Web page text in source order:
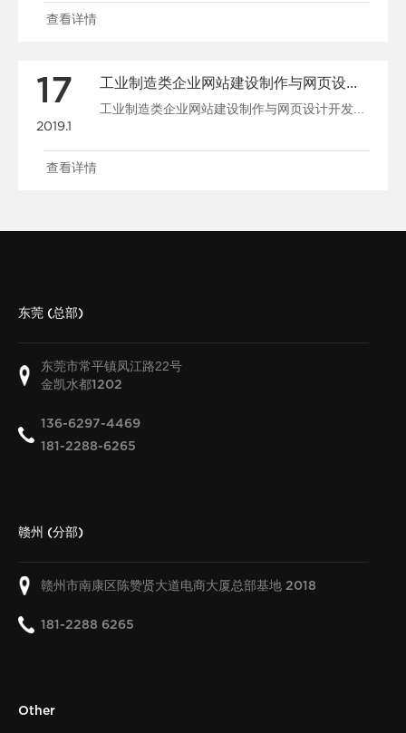
查看详情
17
2019.1
工业制造类企业网站建设制作与网页设计开发...
查看详情
东莞 (总部)
东莞市常平镇凤江路22号
金凯水都1202
136-6297-4469
181-2288-6265
赣州 (分部)
赣州市南康区陈赞贤大道电商大厦总部基地 2018
181-2288 6265
Other